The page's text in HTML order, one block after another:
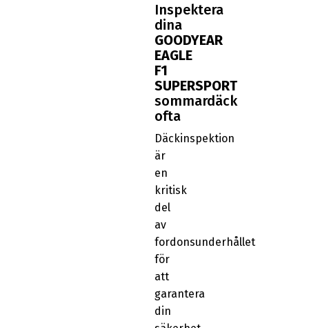
Inspektera
dina
GOODYEAR
EAGLE
F1
SUPERSPORT
sommardäck
ofta
Däckinspektion
är
en
kritisk
del
av
fordonsunderhållet
för
att
garantera
din